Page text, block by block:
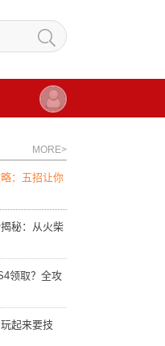
MORE>
：五招让你
秘：从火柴
领取？全攻
起来要技